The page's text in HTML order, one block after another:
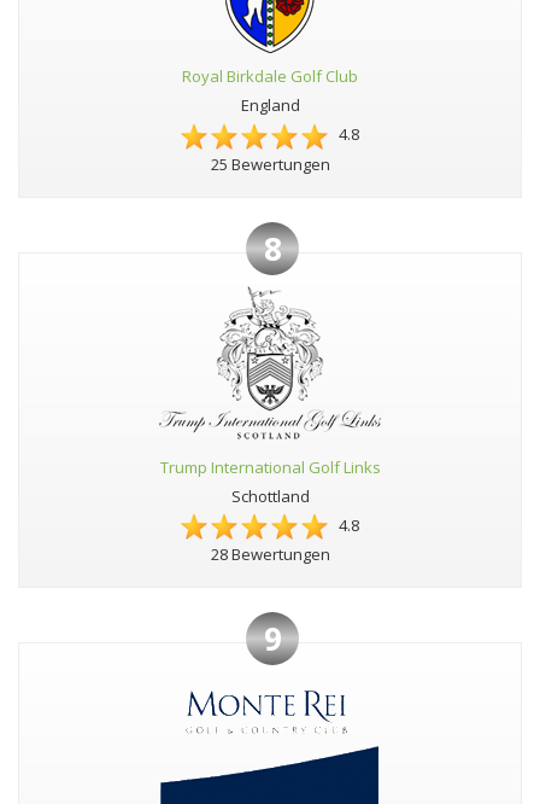
Royal Birkdale Golf Club
England
4.8
25 Bewertungen
8
Trump International Golf Links
Schottland
4.8
28 Bewertungen
9